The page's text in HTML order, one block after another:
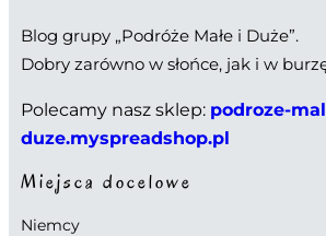
Blog grupy „Podróże Małe i Duże”.
Dobry zarówno w słońce, jak i w
Polecamy nasz sklep: podroze-
duze.myspreadshop.pl
Miejsca docelowe
Niemcy